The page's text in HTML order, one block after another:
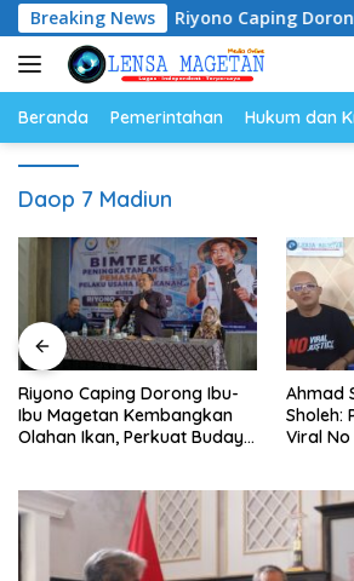
Langsung
ke
konten
Breaking NewsRiyono Caping Dorong Ibu-
Beranda Pemerintahan Hukum dan
Daop 7 Madiun
Riyono Caping Dorong Ibu-
Ibu Magetan Kembangkan
Olahan Ikan, Perkuat Budaya
Ahmad
Sholeh:
Viral No